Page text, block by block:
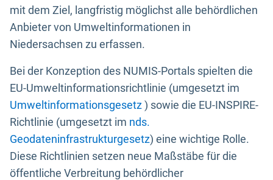
mit dem Ziel, langfristig möglichst alle behördlichen
Anbieter von Umweltinformationen in
Niedersachsen zu erfassen.
Bei der Konzeption des NUMIS-Portals spielten die
EU-Umweltinformationsrichtlinie (umgesetzt im
Umweltinformationsgesetz) sowie die EU-INSPIRE-
Richtlinie (umgesetzt im nds.
Geodateninfrastrukturgesetz) eine wichtige Rolle.
Diese Richtlinien setzen neue Maßstäbe für die
öffentliche Verbreitung behördlicher